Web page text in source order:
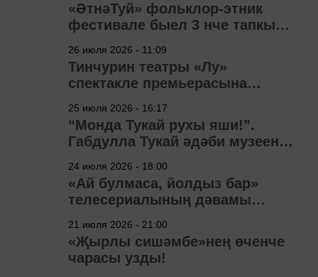
«ӘтнәТуй» фольклор-этник
фестивале быел 3 нче тапкыр
26 июля 2026 - 11:09
Тинчурин театры «Лу»
спектакле премьерасына
25 июля 2026 - 16:17
“Монда Тукай рухы яши!”.
Габдулла Тукай әдәби музеена
24 июля 2026 - 18:00
«Ай булмаса, йолдыз бар»
телесериалының дәвамы
21 июля 2026 - 21:00
«Җырлы сишәмбе»нең өченче
чарасы узды!